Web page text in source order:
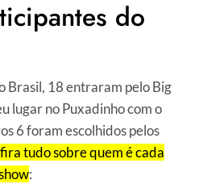
do
Brasil, 18 entraram pelo Big
lugar no Puxadinho com o
6 foram escolhidos pelos
tudo sobre quem é cada
: